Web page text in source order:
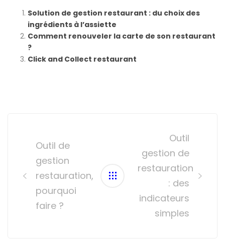
Solution de gestion restaurant : du choix des
ingrédients à l’assiette
Comment renouveler la carte de son restaurant
?
Click and Collect restaurant
Outil de
gestion
restauration,
pourquoi
faire ?
Outil
gestion de
restauration
: des
indicateurs
simples